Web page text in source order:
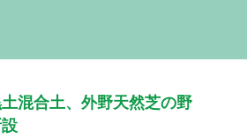
混合土、外野天然芝の野